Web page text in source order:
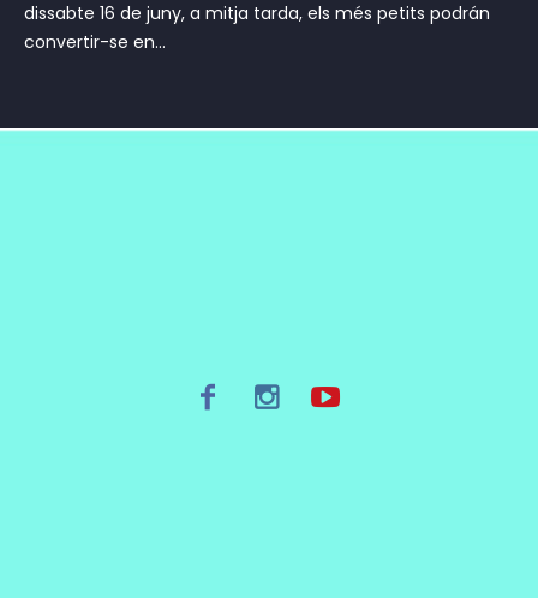
dissabte 16 de juny, a mitja tarda, els més petits podrán
convertir-se en...